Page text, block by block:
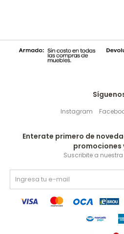
Instagram
Enterate primero de
promociones
Suscribite a nuestra